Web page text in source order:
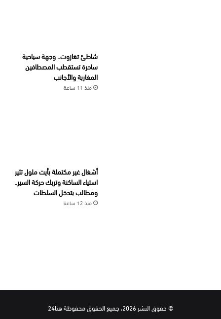
شاطئ تغازوت.. وجهة سياحية
ساحرة تستقطب المصطافين
المغاربة والأجانب
منذ 11 ساعة
أشغال غير مكتملة بأيت ملول تثير
استياء الساكنة وتربك حركة السير..
ومطالب بتدخل السلطات
منذ 12 ساعة
© حقوق النشر 2026، جميع الحقوق محفوظة هنا24